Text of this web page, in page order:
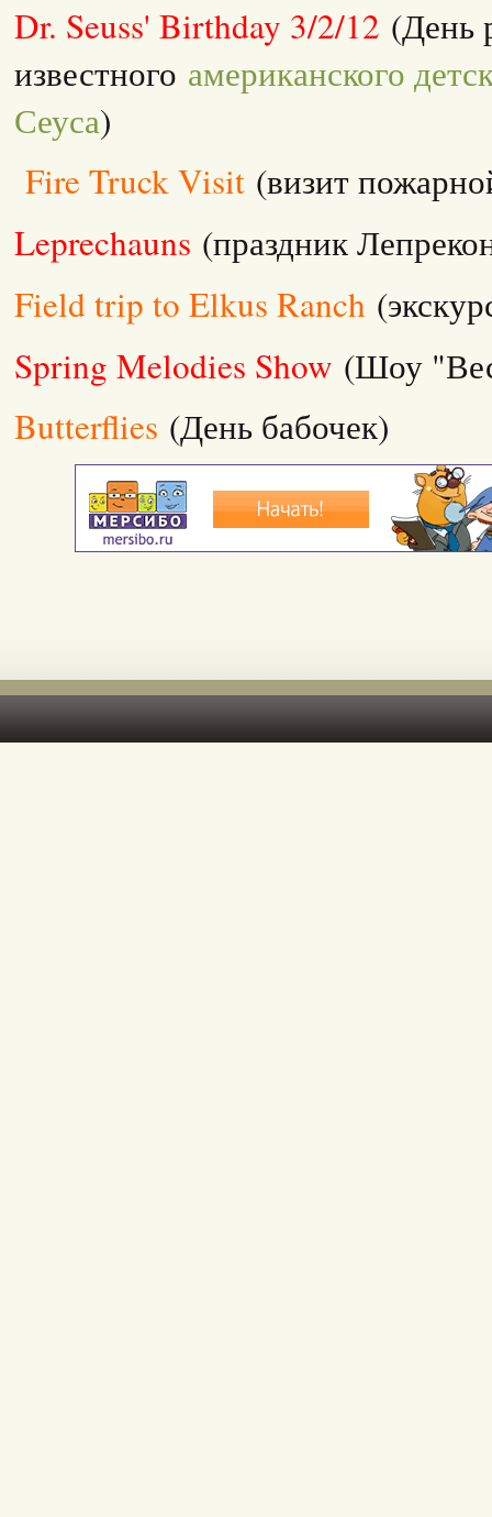
Dr. Seuss' Birthday 3/2/12 (День
известного американского
Сеуса)
Fire Truck Visit(визит
Leprechauns (праздник
Field trip to Elkus Ranch
Spring Melodies Show (Шоу
Butterflies (День бабочек)